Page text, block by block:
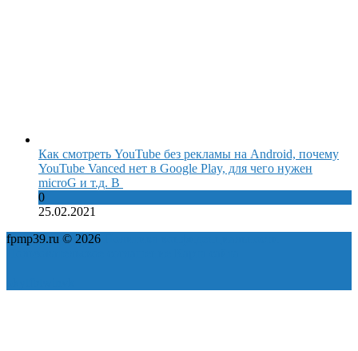
Как смотреть YouTube без рекламы на Android, почему
YouTube Vanced нет в Google Play, для чего нужен
microG и т.д. В
0
25.02.2021
fpmp39.ru © 2026